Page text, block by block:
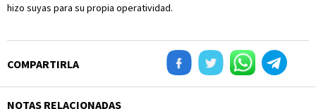
hizo suyas para su propia operatividad.
COMPARTIRLA
NOTAS RELACIONADAS